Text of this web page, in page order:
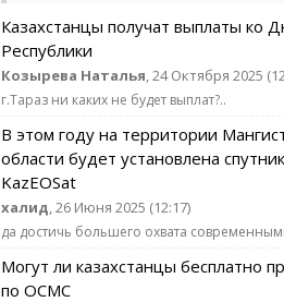
Казахстанцы получат выплаты ко
Республики
Козырева Наталья, 24 Октября 2025
г.Тараз ни каких не будет выплат?..
В этом году на территории
области будет установлена
KazEOSat
халид, 26 Июня 2025 (12:17)
да достичь большего охвата
Могут ли казахстанцы бесплатно
по ОСМС